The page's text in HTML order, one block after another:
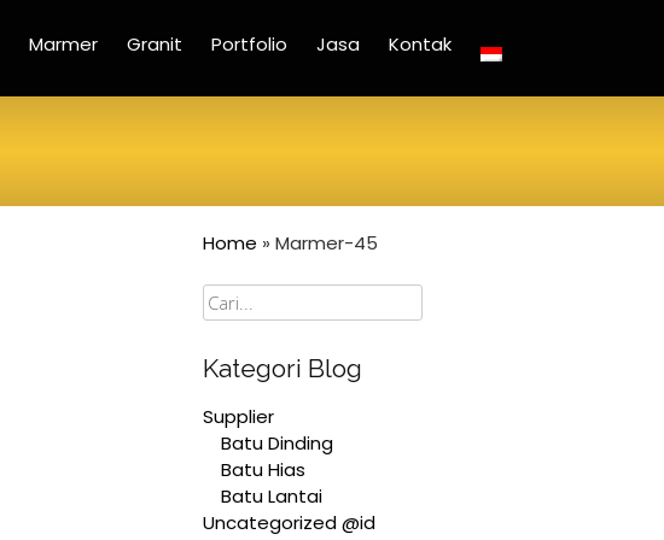
Marmer Granit Portfolio Jasa Kontak
Home » Marmer-45
Cari
Kategori Blog
Supplier
Batu Dinding
Batu Hias
Batu Lantai
Uncategorized @id